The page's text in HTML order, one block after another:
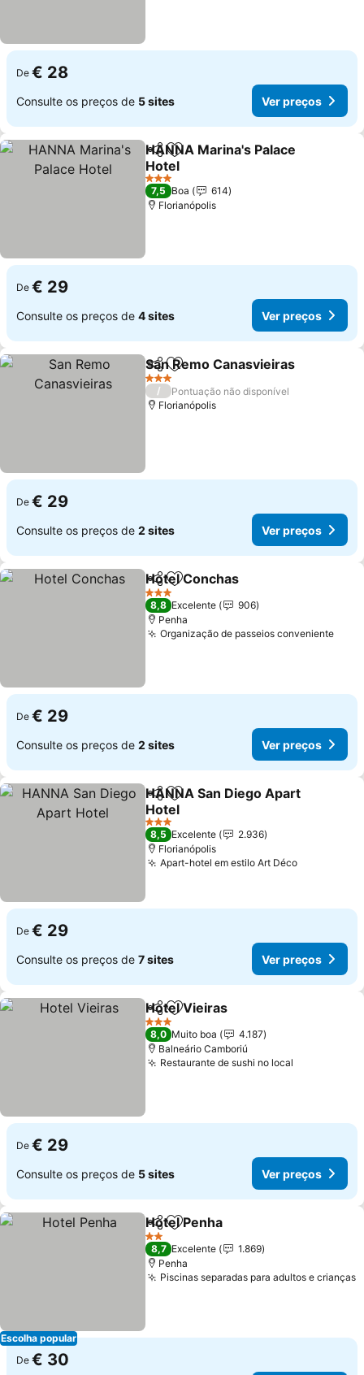
De € 28
Consulte os preços de 5 sites Ver preços
PartilharAdicionar aos favoritos
HANNA Marina's Palace
Hotel
Ver preços
3 Estrelas
7,5 Boa
614
Florianópolis
De € 29
Consulte os preços de 4 sites Ver preços
PartilharAdicionar aos favoritos
San Remo Canasvieiras
3 Estrelas
/
Pontuação não disponível
Florianópolis
De € 29
Consulte os preços de 2 sites Ver preços
PartilharAdicionar aos favoritos
Hotel Conchas
3 Estrelas
8,8 Excelente
906
Penha
Organização de passeios convenienteVer
De € 29
Consulte os preços de 2 sites Ver preços
PartilharAdicionar aos favoritos
HANNA San Diego Apart
Hotel
Ver preços
3 Estrelas
8,5 Excelente
2.936
Florianópolis
Apart-hotel em estilo Art DécoVer preços
De € 29
Consulte os preços de 7 sites Ver preços
PartilharAdicionar aos favoritos
Hotel Vieiras
3 Estrelas
8,0 Muito boa
4.187
Balneário Camboriú
Restaurante de sushi no local
De € 29
Consulte os preços de 5 sites Ver preços
Escolha popular
PartilharAdicionar aos favoritos
Hotel Penha
2 Estrelas
8,7 Excelente
1.869
Penha
Piscinas separadas para adultos e crianças
De € 30